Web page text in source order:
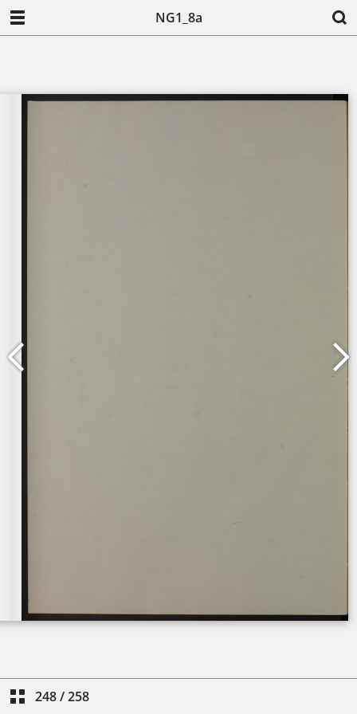
NG1_8a
248/258